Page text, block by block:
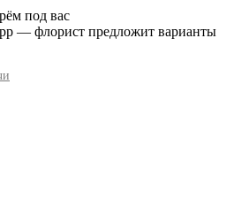
под вас
— флорист предложит варианты